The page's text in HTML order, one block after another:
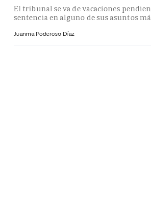
El tribunal se va de vacaciones
sentencia en alguno de sus asuntos
Juanma Poderoso Díaz